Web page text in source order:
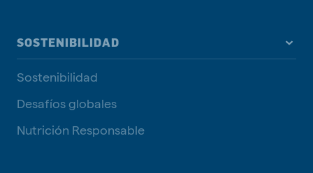
SOSTENIBILIDAD
Sostenibilidad
Desafíos globales
Nutrición Responsable